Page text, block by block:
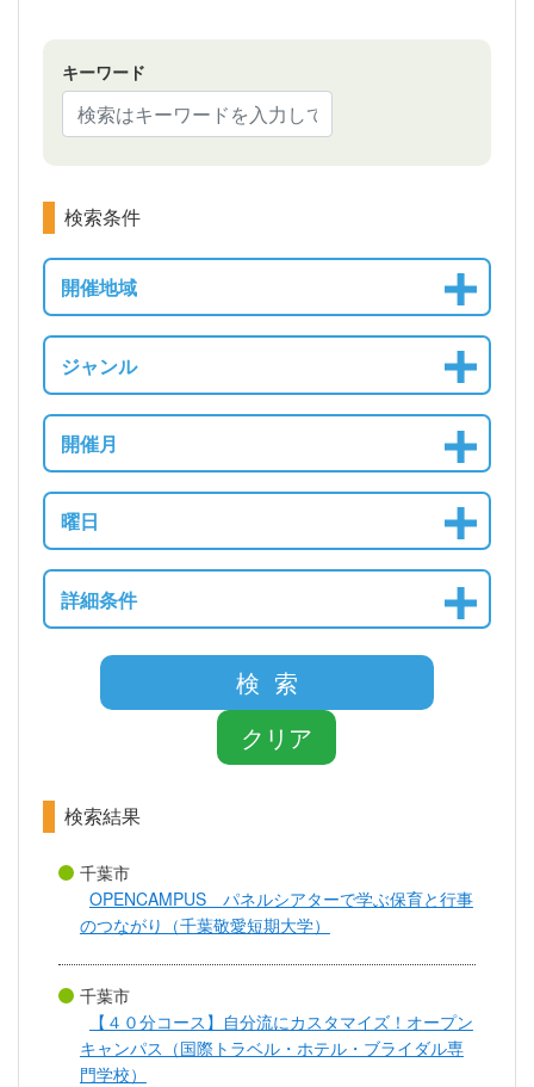
キーワード
検索条件
開催地域
ジャンル
開催月
曜日
詳細条件
検 索
クリア
検索結果
千葉市
OPENCAMPUS パネルシアターで学ぶ保育と行事
のつながり（千葉敬愛短期大学）
千葉市
【４０分コース】自分流にカスタマイズ！オープン
キャンパス（国際トラベル・ホテル・ブライダル専
門学校）